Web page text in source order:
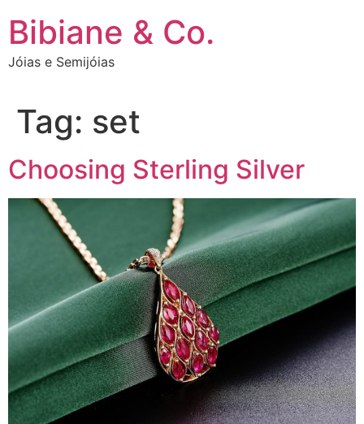
para
conteúdo
Bibiane & Co.
Jóias e Semijóias
Tag: set
Choosing Sterling Silver